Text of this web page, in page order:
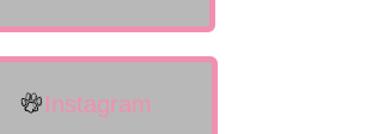
Instagram